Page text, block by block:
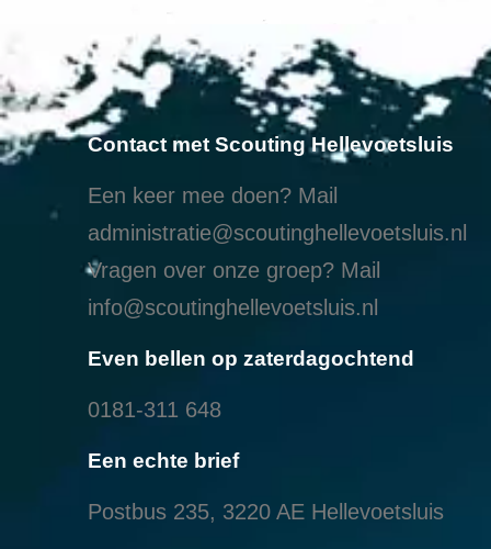
Contact met Scouting Hellevoetsluis
Een keer mee doen? Mail
administratie@scoutinghellevoetsluis.nl
Vragen over onze groep? Mail
info@scoutinghellevoetsluis.nl
Even bellen op zaterdagochtend
0181-311 648
Een echte brief
Postbus 235, 3220 AE Hellevoetsluis